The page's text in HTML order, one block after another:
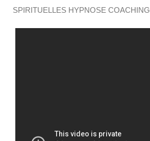
SPIRITUELLES HYPNOSE